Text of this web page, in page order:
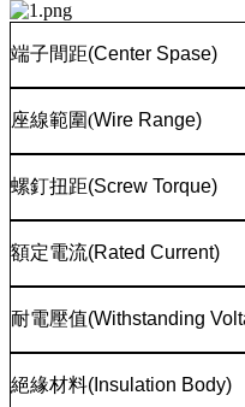
端子間距(Center Spase)
座線範圍(Wire Range)
螺釘扭距(Screw Torque)
額定電流(Rated Current)
耐電壓值(Withstanding
絕緣材料(Insulation Body)